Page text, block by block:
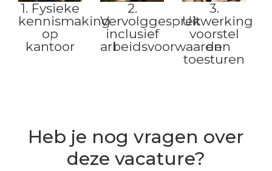
1. Fysieke
kennismaking
op
kantoor
2.
Vervolggesprek
inclusief
arbeidsvoorwaarden
3.
Uitwerking
voorstel
en
toesturen
Heb je nog vragen over
deze vacature?